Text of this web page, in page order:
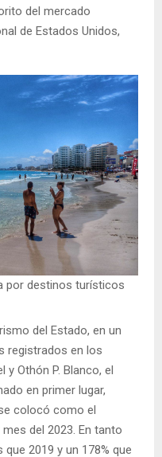
del mercado
de Estados Unidos,
por destinos turísticos
del Estado, en un
registrados en los
y Othón P. Blanco, el
en primer lugar,
colocó como el
del 2023. En tanto
2019 y un 178% que